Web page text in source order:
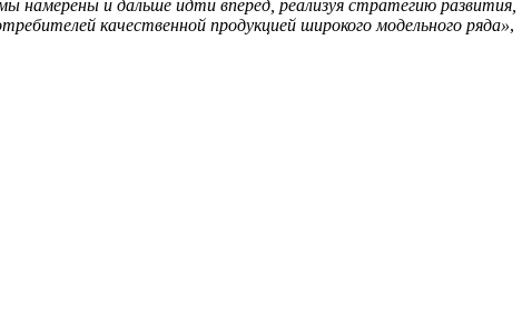
намерены и дальше идти вперед, реализуя стратегию развития,
качественной продукцией широкого модельного ряда»,